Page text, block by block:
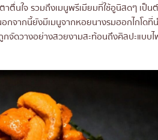
ตื่นใจ รวมถึงเมนูพรีเมียมที่ใช้อูนิสดๆ เป็น
กจากนี้ยังมีเมนูจากหอยนางรมฮอกไกโดที่
จัดวางอย่างสวยงามสะท้อนถึงศิลปะแบบ